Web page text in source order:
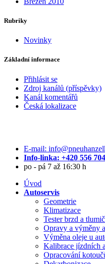
Rubriky
Novinky
Základní informace
Přihlásit se
Zdroj kanálů (příspěvky)
Kanál komentářů
Česká lokalizace
E-mail:
Info-linka: +420 556
po - pá 7 až 16:30 h
Úvod
Autoservis
Geometrie
Klimatizace
Tester brzd a
Opravy a výměny
Výměna oleje u
Kalibrace jízdních
Opracování